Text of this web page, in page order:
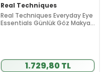
Real Techniques
Real Techniques Everyday Eye
Essentials Günlük Göz Makyajı
1.729,80 TL